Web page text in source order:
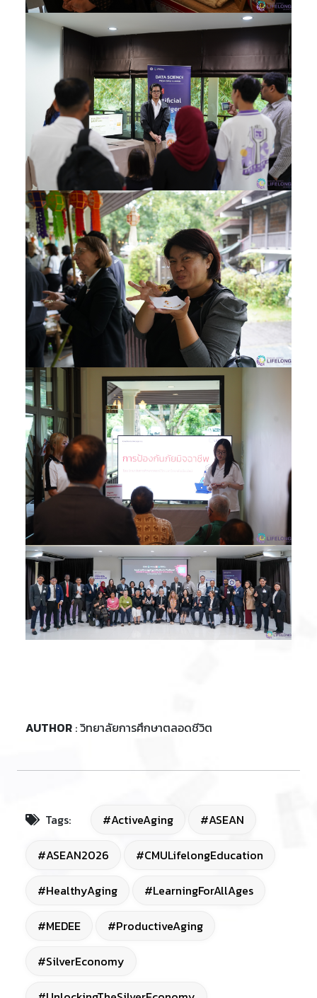
AUTHOR : วิทยาลัยการศึกษาตลอดชีวิต
Tags: #ActiveAging #ASEAN
#ASEAN2026 #CMULifelongEducation
#HealthyAging #LearningForAllAges
#MEDEE #ProductiveAging
#SilverEconomy